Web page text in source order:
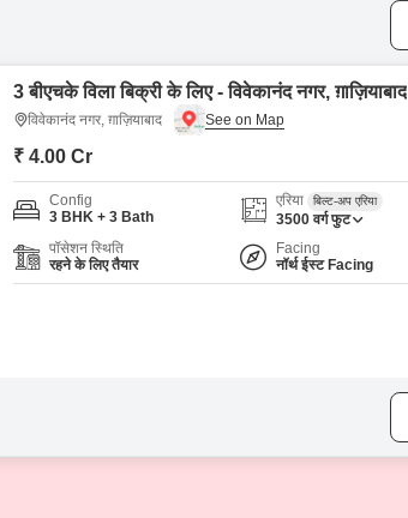
3 बीएचके विला बिक्री के लिए - विवेकानंद नगर, ग़ाज़ियाबाद
विवेकानंद नगर, ग़ाज़ियाबाद
₹ 4.00 Cr
Config
3 BHK + 3 Bath
एरिया बिल्ट-अप एरिया
3500 वर्ग फुट
पॉसेशन स्थिति
रहने के लिए तैयार
Facing
नॉर्थ ईस्ट Facing